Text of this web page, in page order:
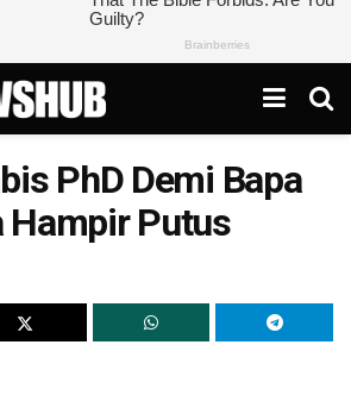
PhD Demi Bapa
Hampir Putus